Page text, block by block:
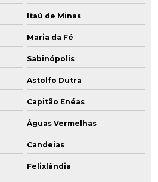
Itaú de Minas
Maria da Fé
Sabinópolis
Astolfo Dutra
Capitão Enéas
Águas Vermelhas
Candeias
Felixlândia